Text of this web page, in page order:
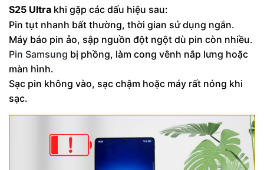
S25 Ultra khi gặp các dấu hiệu sau:
Pin tụt nhanh bất thường, thời gian sử dụng ngắn.
Máy báo pin ảo, sập nguồn đột ngột dù pin còn nhiều.
Pin Samsung bị phồng, làm cong vênh nắp lưng hoặc
màn hình.
Sạc pin không vào, sạc chậm hoặc máy rất nóng khi
sạc.